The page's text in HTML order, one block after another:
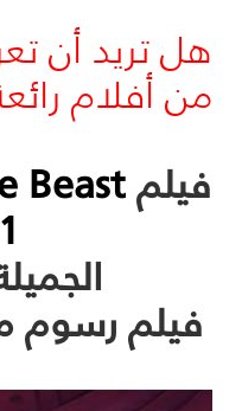
هل تريد أن
من أفلام
فيلمBeast
فيلم رسوم